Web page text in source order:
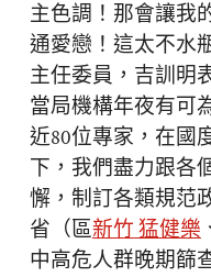
主色調！那會讓我
通愛戀！這太不水
主任委員，吉訓明
當局機構年夜有可
近80位專家，在國
下，我們盡力跟各
懈，制訂各類規范
省（區新竹 猛健樂
中高危人群晚期篩